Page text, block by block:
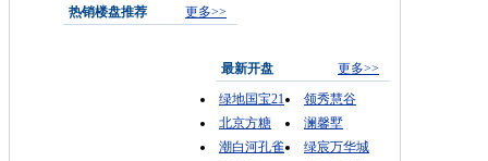
热销楼盘推荐 更多>>
最新开盘
更多>>
绿地国宝21
领秀慧谷
北京方糖
澜馨墅
潮白河孔雀
绿宸万华城